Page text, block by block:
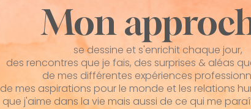
Mon
se dessine et s'enrichit chaque jour,
des rencontres que je fais, des surprises & aléas
de mes différentes expériences
de mes aspirations pour le monde et les relations
que j'aime dans la vie mais aussi de ce qui me